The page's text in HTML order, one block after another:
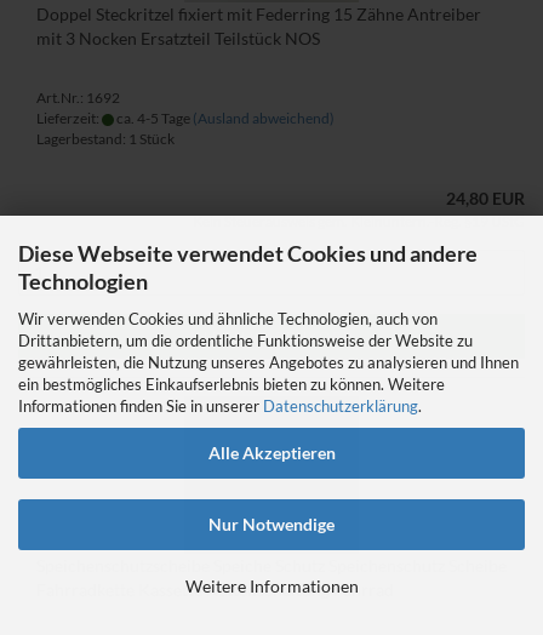
Diese Webseite verwendet Cookies und andere
Technologien
Wir verwenden Cookies und ähnliche Technologien, auch von
Drittanbietern, um die ordentliche Funktionsweise der Website zu
gewährleisten, die Nutzung unseres Angebotes zu analysieren und Ihnen
ein bestmögliches Einkaufserlebnis bieten zu können. Weitere
Informationen finden Sie in unserer Datenschutzerklärung.
Alle Akzeptieren
Nur Notwendige
Weitere Informationen
Doppel Steckritzel fixiert mit Federring 15 Zähne Antreiber
mit 3 Nocken Ersatzteil Teilstück NOS
Art.Nr.: 1692
Lieferzeit:
ca. 4-5 Tage (Ausland abweichend)
Lagerbestand: 1 Stück
24,80 EUR
Kein Steuerausweis gem. Kleinuntern.-Reg. §19 UStG
IN DEN WARENKORB
Fahrradkette Kassette Kettenschaltung Fahrrad